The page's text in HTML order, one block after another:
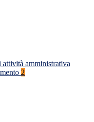
attività amministrativa
2